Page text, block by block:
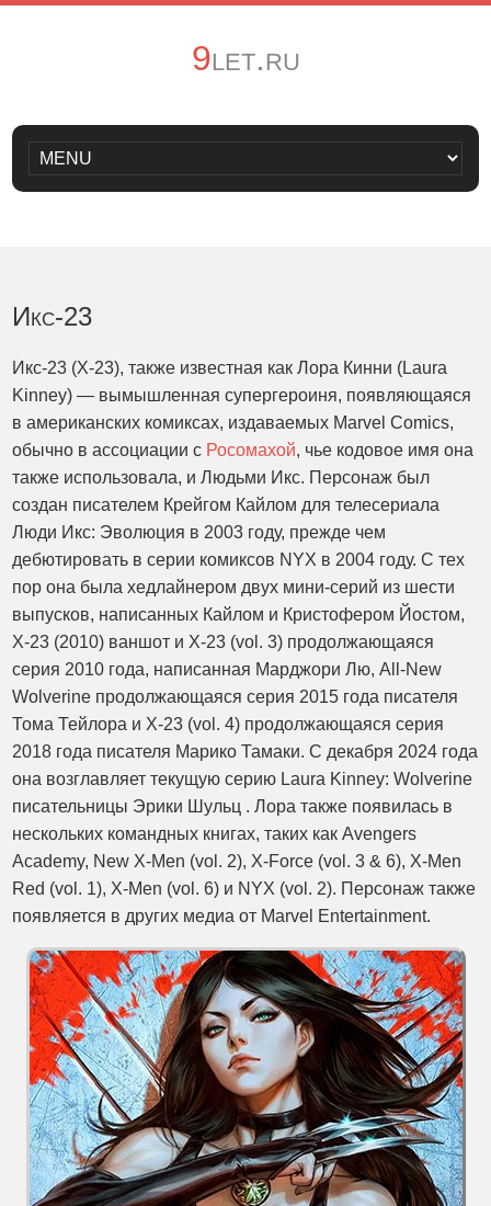
9let.ru
Икс-23
Икс-23 (X-23), также известная как Лора Кинни (Laura
Kinney) — вымышленная супергероиня, появляющаяся
в американских комиксах, издаваемых Marvel Comics,
обычно в ассоциации с Росомахой, чье кодовое имя она
также использовала, и Людьми Икс. Персонаж был
создан писателем Крейгом Кайлом для телесериала
Люди Икс: Эволюция в 2003 году, прежде чем
дебютировать в серии комиксов NYX в 2004 году. С тех
пор она была хедлайнером двух мини-серий из шести
выпусков, написанных Кайлом и Кристофером Йостом,
X-23 (2010) ваншот и X-23 (vol. 3) продолжающаяся
серия 2010 года, написанная Марджори Лю, All-New
Wolverine продолжающаяся серия 2015 года писателя
Тома Тейлора и X-23 (vol. 4) продолжающаяся серия
2018 года писателя Марико Тамаки. С декабря 2024 года
она возглавляет текущую серию Laura Kinney: Wolverine
писательницы Эрики Шульц . Лора также появилась в
нескольких командных книгах, таких как Avengers
Academy, New X-Men (vol. 2), X-Force (vol. 3 & 6), X-Men
Red (vol. 1), X-Men (vol. 6) и NYX (vol. 2). Персонаж также
появляется в других медиа от Marvel Entertainment.